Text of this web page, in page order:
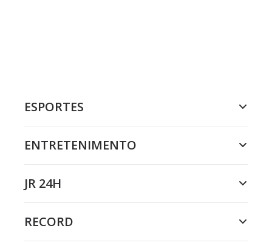
ESPORTES
ENTRETENIMENTO
JR 24H
RECORD